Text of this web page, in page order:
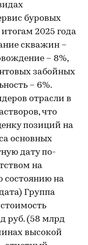
буровых
2025 года
скважин –
– 8%,
забойных
– 6%.
отрасли в
что
позиций на
основных
дату по-
на
состоянию на
Группа
руб. (58 млрд
высокой